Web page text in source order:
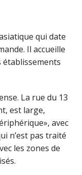
qui date
Il accueille
établissements
La rue du 13
est large,
avec
n’est pas traité
les zones de